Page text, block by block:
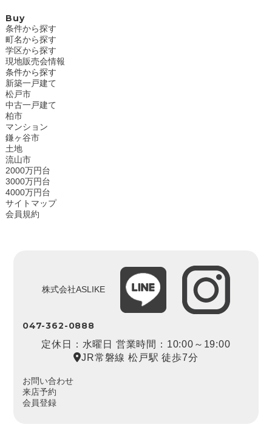
Buy
条件から探す
町名から探す
学区から探す
現地販売会情報
条件から探す
新築一戸建て
松戸市
中古一戸建て
柏市
マンション
鎌ヶ谷市
土地
流山市
2000万円台
3000万円台
4000万円台
サイトマップ
会員規約
株式会社ASLIKE
047-362-0888
定休日：水曜日 営業時間：10:00～19:00
JR常磐線 松戸駅 徒歩7分
お問い合わせ
来店予約
会員登録